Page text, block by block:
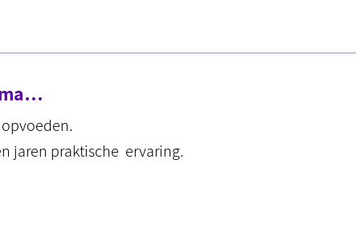
jaren praktische ervaring.